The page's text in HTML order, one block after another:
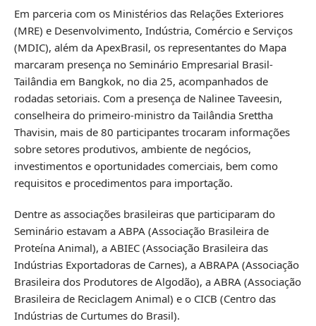
Em parceria com os Ministérios das Relações Exteriores
(MRE) e Desenvolvimento, Indústria, Comércio e Serviços
(MDIC), além da ApexBrasil, os representantes do Mapa
marcaram presença no Seminário Empresarial Brasil-
Tailândia em Bangkok, no dia 25, acompanhados de
rodadas setoriais. Com a presença de Nalinee Taveesin,
conselheira do primeiro-ministro da Tailândia Srettha
Thavisin, mais de 80 participantes trocaram informações
sobre setores produtivos, ambiente de negócios,
investimentos e oportunidades comerciais, bem como
requisitos e procedimentos para importação.
Dentre as associações brasileiras que participaram do
Seminário estavam a ABPA (Associação Brasileira de
Proteína Animal), a ABIEC (Associação Brasileira das
Indústrias Exportadoras de Carnes), a ABRAPA (Associação
Brasileira dos Produtores de Algodão), a ABRA (Associação
Brasileira de Reciclagem Animal) e o CICB (Centro das
Indústrias de Curtumes do Brasil).